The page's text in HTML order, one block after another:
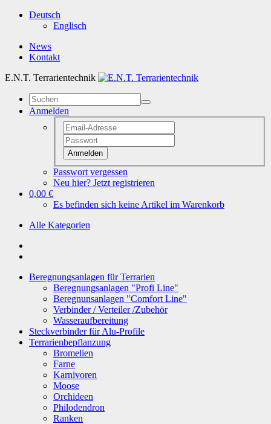
Deutsch
Englisch
News
Kontakt
E.N.T. Terrarientechnik
Anmelden
Anmelden
Passwort vergessen
Neu hier? Jetzt registrieren
0,00 €
Es befinden sich keine Artikel im Warenkorb
Alle Kategorien
Beregnungsanlagen für Terrarien
Beregnungsanlagen "Profi Line"
Beregnunsanlagen "Comfort Line"
Verbinder / Verteiler /Zubehör
Wasseraufbereitung
Steckverbinder für Alu-Profile
Terrarienbepflanzung
Bromelien
Farne
Karnivoren
Moose
Orchideen
Philodendron
Ranken